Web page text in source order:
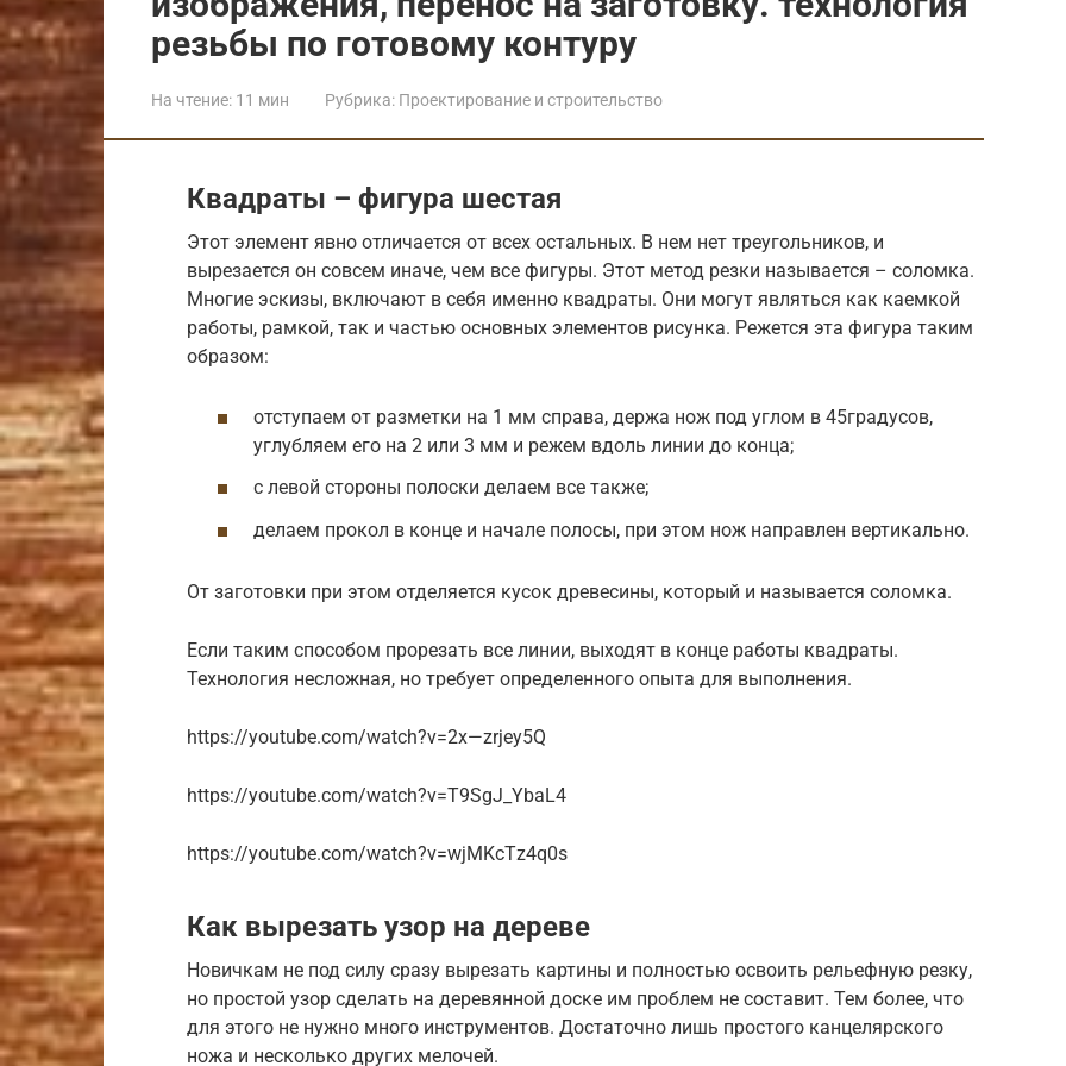
резьбы по готовому контуру
На чтение: 11 мин Рубрика: Проектирование и строительство
Квадраты – фигура шестая
Этот элемент явно отличается от всех остальных. В нем нет треугольников, и
вырезается он совсем иначе, чем все фигуры. Этот метод резки называется – соломка.
Многие эскизы, включают в себя именно квадраты. Они могут являться как каемкой
работы, рамкой, так и частью основных элементов рисунка. Режется эта фигура таким
образом:
отступаем от разметки на 1 мм справа, держа нож под углом в 45градусов,
углубляем его на 2 или 3 мм и режем вдоль линии до конца;
с левой стороны полоски делаем все также;
делаем прокол в конце и начале полосы, при этом нож направлен вертикально.
От заготовки при этом отделяется кусок древесины, который и называется соломка.
Если таким способом прорезать все линии, выходят в конце работы квадраты.
Технология несложная, но требует определенного опыта для выполнения.
https://youtube.com/watch?v=2x—zrjey5Q
https://youtube.com/watch?v=T9SgJ_YbaL4
https://youtube.com/watch?v=wjMKcTz4q0s
Как вырезать узор на дереве
Новичкам не под силу сразу вырезать картины и полностью освоить рельефную резку,
но простой узор сделать на деревянной доске им проблем не составит. Тем более, что
для этого не нужно много инструментов. Достаточно лишь простого канцелярского
ножа и несколько других мелочей.